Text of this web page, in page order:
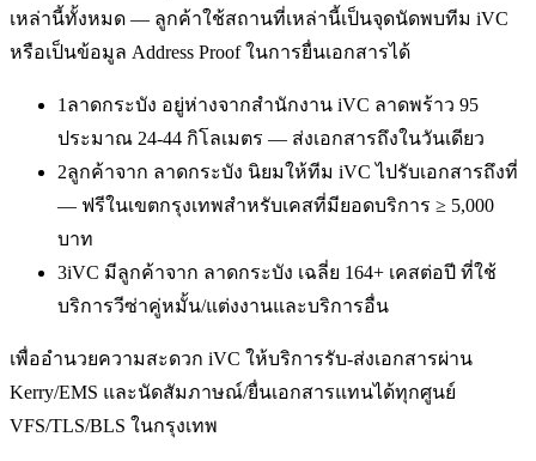
เหล่านี้ทั้งหมด — ลูกค้าใช้สถานที่เหล่านี้เป็นจุดนัดพบทีม iVC
หรือเป็นข้อมูล Address Proof ในการยื่นเอกสารได้
1ลาดกระบัง อยู่ห่างจากสำนักงาน iVC ลาดพร้าว 95
ประมาณ 24-44 กิโลเมตร — ส่งเอกสารถึงในวันเดียว
2ลูกค้าจาก ลาดกระบัง นิยมให้ทีม iVC ไปรับเอกสารถึงที่
— ฟรีในเขตกรุงเทพสำหรับเคสที่มียอดบริการ ≥ 5,000
บาท
3iVC มีลูกค้าจาก ลาดกระบัง เฉลี่ย 164+ เคสต่อปี ที่ใช้
บริการวีซ่าคู่หมั้น/แต่งงานและบริการอื่น
เพื่ออำนวยความสะดวก iVC ให้บริการรับ-ส่งเอกสารผ่าน
Kerry/EMS และนัดสัมภาษณ์/ยื่นเอกสารแทนได้ทุกศูนย์
VFS/TLS/BLS ในกรุงเทพ